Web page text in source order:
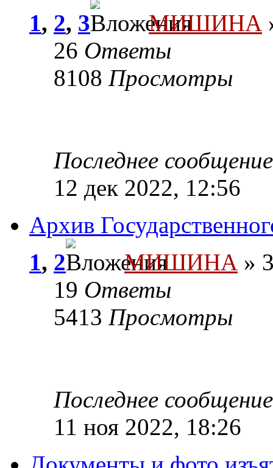
1, 2, 3 МИШИНА
26 Ответы
8108 Просмотры
Последнее
12 дек 2022, 12:56
Архив
1, 2 МИШИНА »
19 Ответы
5413 Просмотры
Последнее
11 ноя 2022, 18:26